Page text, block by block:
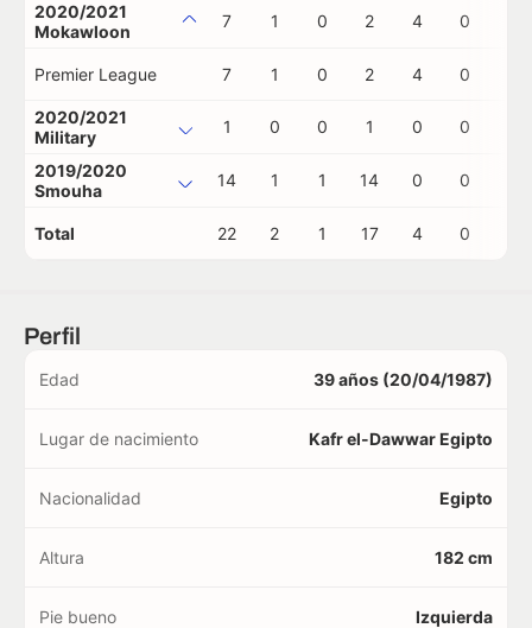
2020/2021
Mokawloon
7 1 0 2 4 0
Premier League 7 1 0 2 4 0
2020/2021
Military
1 0 0 1 0 0
2019/2020
Smouha
14 1 1 14 0 0
Total 22 2 1 17 4 0
Perfil
Edad 39 años (20/04/1987)
Lugar de nacimiento Kafr el-Dawwar Egipto
Nacionalidad Egipto
Altura 182 cm
Pie bueno Izquierda